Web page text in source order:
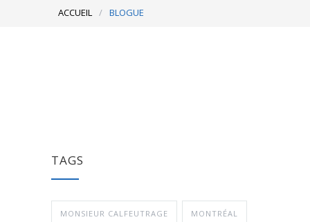
ACCUEIL / BLOGUE
TAGS
MONSIEUR CALFEUTRAGE MONTRÉAL